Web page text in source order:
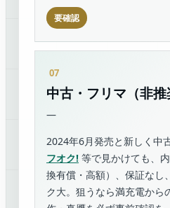
要確認
中古・フリマ（非推
—
2024年6月発売と新しく中
フオク! 等で見かけても、
換有償・高額）、保証なし
ク大。狙うなら満充電から